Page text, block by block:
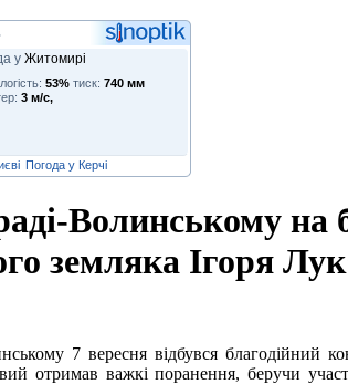
у Житомирі
53% тиск: 740 мм
3 м/с,
Погода у Керчі
Волинському на
земляка Ігоря
7 вересня відбувся благодійний
отримав важкі поранення, беручи